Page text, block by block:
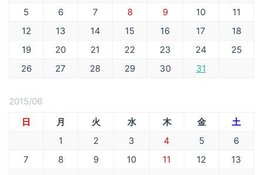
5
6 7 8 9 10
11
12
13 14 15 16 17
18
19
20 21 22 23 24
25
26
27 28 29 30 31
2015/06
日
月 火 水 木 金
土
1
2 3 4 5
6
7
8 9 10 11 12
13